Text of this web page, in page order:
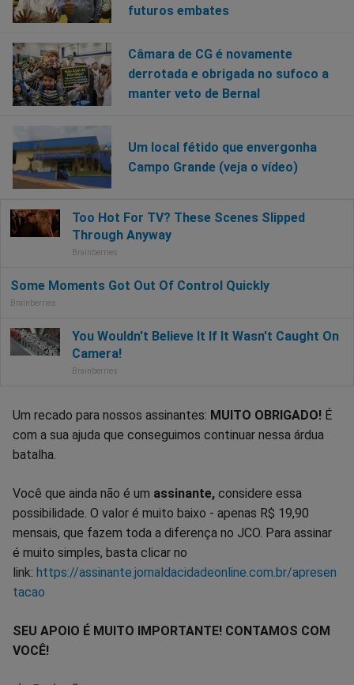
futuros embates
Câmara de CG é novamente
derrotada e obrigada no sufoco a
manter veto de Bernal
Um local fétido que envergonha
Campo Grande (veja o vídeo)
Um recado para nossos assinantes: MUITO OBRIGADO! É
com a sua ajuda que conseguimos continuar nessa árdua
batalha.
Você que ainda não é um assinante, considere essa
possibilidade. O valor é muito baixo - apenas R$ 19,90
mensais, que fazem toda a diferença no JCO. Para assinar
é muito simples, basta clicar no
link: https://assinante.jornaldacidadeonline.com.br/apresen
tacao
SEU APOIO É MUITO IMPORTANTE! CONTAMOS COM
VOCÊ!